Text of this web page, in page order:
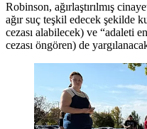
Robinson, ağırlaştırılmış
ağır suç teşkil edecek şekilde
cezası alabilecek) ve “adaleti
cezası öngören) de